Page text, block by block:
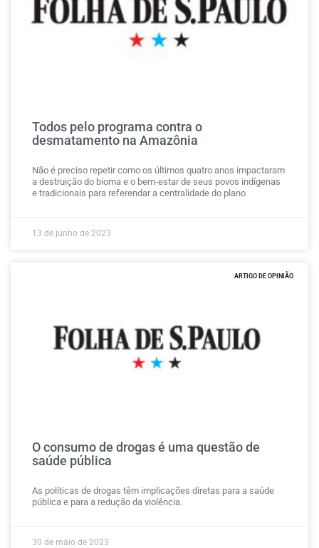
Todos pelo programa contra o
desmatamento na Amazônia
Não é preciso repetir como os últimos quatro anos impactaram
a destruição do bioma e o bem-estar de seus povos indígenas
e tradicionais para referendar a centralidade do plano
13 de junho de 2023
ARTIGO DE OPINIÃO
O consumo de drogas é uma questão de
saúde pública
As políticas de drogas têm implicações diretas para a saúde
pública e para a redução da violência.
30 de maio de 2023